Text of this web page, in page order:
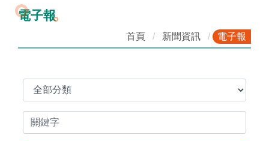
電子報
首頁 新聞資訊 電子報